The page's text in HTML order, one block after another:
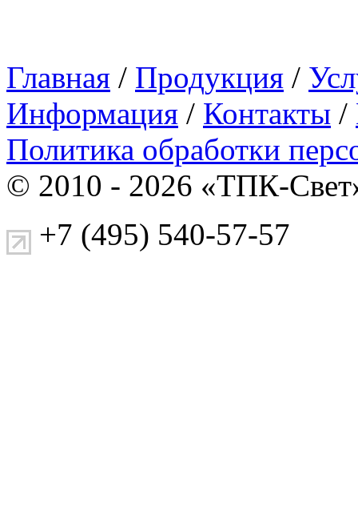
Главная / Продукция /
Информация / Контакты /
Политика обработки
© 2010 - 2026 «ТПК-
+7 (495) 540-57-57